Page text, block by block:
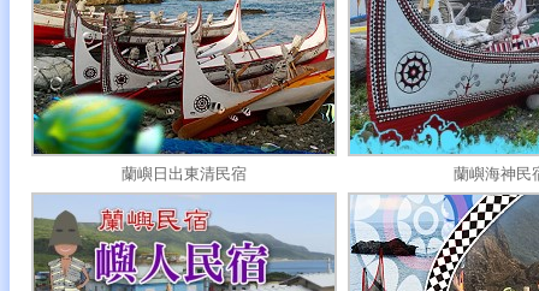
蘭嶼日出東清民宿 蘭嶼海神民